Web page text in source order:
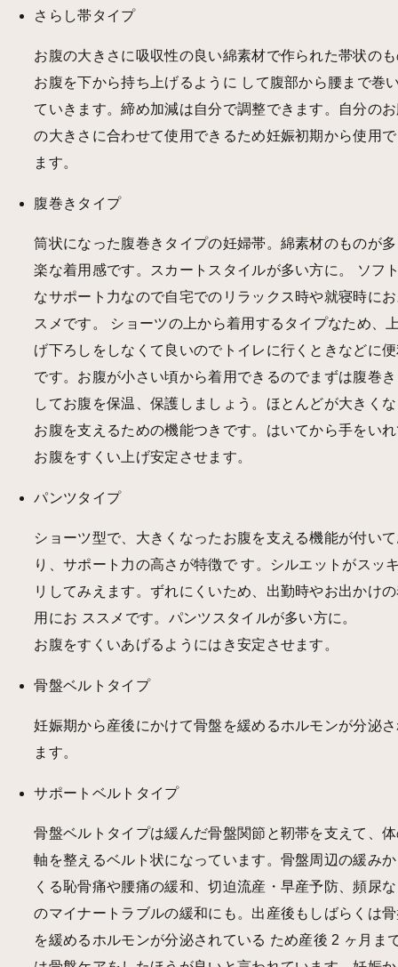
さらし帯タイプ
お腹の大きさに吸収性の良い綿素材で作られた帯状の
お腹を下から持ち上げるように して腹部から腰まで巻
ていきます。締め加減は自分で調整できます。自分の
の大きさに合わせて使用できるため妊娠初期から使用
ます。
腹巻きタイプ
筒状になった腹巻きタイプの妊婦帯。綿素材のものが
楽な着用感です。スカートスタイルが多い方に。 ソフ
なサポート力なので自宅でのリラックス時や就寝時に
スメです。 ショーツの上から着用するタイプなため、
げ下ろしをしなくて良いのでトイレに行くときなどに
です。お腹が小さい頃から着用できるのでまずは腹巻
してお腹を保温、保護しましょう。ほとんどが大きく
お腹を支えるための機能つきです。はいてから手をい
お腹をすくい上げ安定させます。
パンツタイプ
ショーツ型で、大きくなったお腹を支える機能が付い
り、サポート力の高さが特徴で す。シルエットがスッ
リしてみえます。ずれにくいため、出勤時やお出かけ
用にお ススメです。パンツスタイルが多い方に。
お腹をすくいあげるようにはき安定させます。
骨盤ベルトタイプ
妊娠期から産後にかけて骨盤を緩めるホルモンが分泌
ます。
サポートベルトタイプ
骨盤ベルトタイプは緩んだ骨盤関節と靭帯を支えて、
軸を整えるベルト状になっています。骨盤周辺の緩み
くる恥骨痛や腰痛の緩和、切迫流産・早産予防、頻尿
のマイナートラブルの緩和にも。出産後もしばらくは
を緩めるホルモンが分泌されている ため産後 2 ヶ月ま